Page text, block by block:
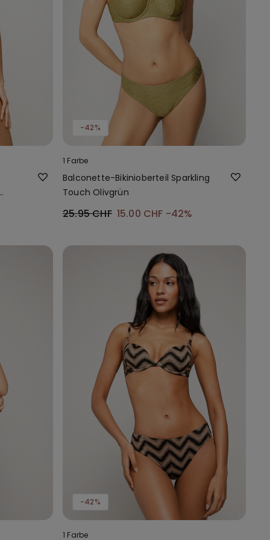
-42%
1 Farbe
Balconette-Bikinioberteil Sparkling
Touch Olivgrün
25.95 CHF 15.00 CHF -42%
-42%
1 Farbe